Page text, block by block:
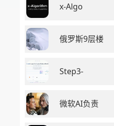
x-Algo
俄罗斯9层楼
Step3-
微软AI负责